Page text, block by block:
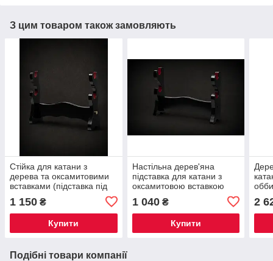
З цим товаром також замовляють
Стійка для катани з
дерева та оксамитовими
вставками (підставка під
1 150 ₴
Купити
Настільна дерев'яна
підставка для катани з
оксамитовою вставкою
1 040₴
Купити
2
Подібні товари компанії